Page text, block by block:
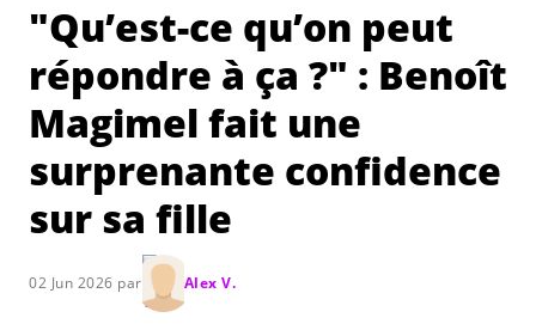
"Qu’est-ce qu’on peut
répondre à ça ?" : Benoît
Magimel fait une
surprenante confidence
sur sa fille
02 Jun 2026 par Alex V.